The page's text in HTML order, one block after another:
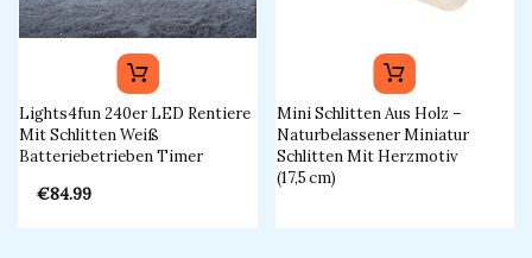
Lights4fun 240er LED Rentiere
Mit Schlitten Weiß
Batteriebetrieben Timer
Ursprünglicher
Preis
war:
€84.99
Aktueller
Preis
ist:
Mini Schlitten Aus Holz –
Naturbelassener Miniatur
Schlitten Mit Herzmotiv
(17,5 Cm)